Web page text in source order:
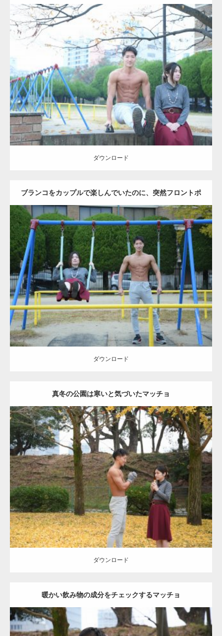
Update:2021.07.6
Category:公園のマッチョ その他 AKIHITO(細マッチョ) 腹筋
ダウンロード
ダウンロード
ブランコをカップルで楽しんでいたのに、突然フロントポ
ーズをするマッチョ
Update: 2021.07.6
Category:公園のマッチョ その他 AKIHITO(細マッチョ) 腹筋 大胸筋
ダウンロード
ダウンロード
真冬の公園は寒いと気づいたマッチョ
Update: 2021.07.8
Category:公園のマッチョ その他 AKIHITO(細マッチョ) 上腕三頭筋
肩
ダウンロード
ダウンロード
暖かい飲み物の成分をチェックするマッチョ